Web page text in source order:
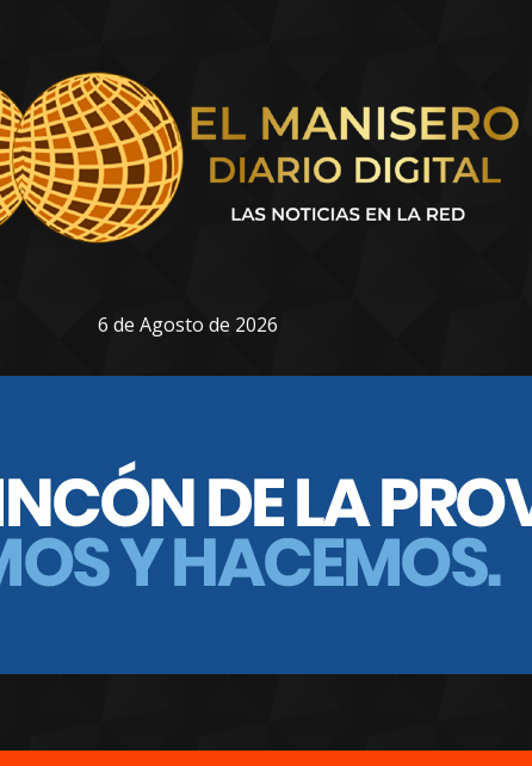
6 de Agosto de 2026